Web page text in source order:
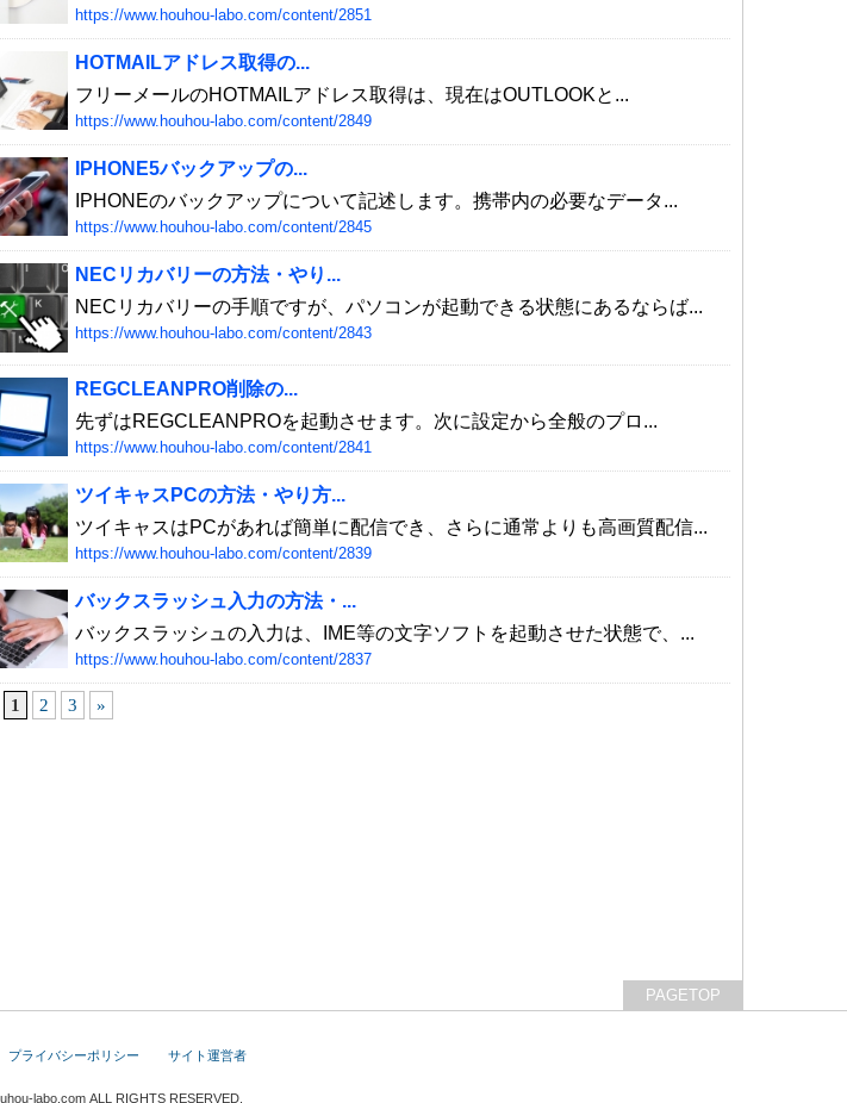
https://www.houhou-labo.com/content/2851
HOTMAILアドレス取得の...
フリーメールのHOTMAILアドレス取得は、現在はOUTLOOKと...
https://www.houhou-labo.com/content/2849
IPHONE5バックアップの...
IPHONEのバックアップについて記述します。携帯内の必要なデータ...
https://www.houhou-labo.com/content/2845
NECリカバリーの方法・やり...
NECリカバリーの手順ですが、パソコンが起動できる状態にあるならば...
https://www.houhou-labo.com/content/2843
REGCLEANPRO削除の...
先ずはREGCLEANPROを起動させます。次に設定から全般のプロ...
https://www.houhou-labo.com/content/2841
ツイキャスPCの方法・やり方...
ツイキャスはPCがあれば簡単に配信でき、さらに通常よりも高画質配信...
https://www.houhou-labo.com/content/2839
バックスラッシュ入力の方法・...
バックスラッシュの入力は、IME等の文字ソフトを起動させた状態で、...
https://www.houhou-labo.com/content/2837
1 2 3 »
PAGETOP
プライバシーポリシー サイト運営者
labo.com ALL RIGHTS RESERVED.